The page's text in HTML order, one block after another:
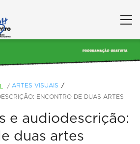
/ ARTES VISUAIS
ENCONTRO DE DUAS ARTES
e audiodescrição:
duas artes